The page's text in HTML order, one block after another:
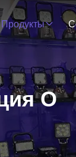
Продукты
О